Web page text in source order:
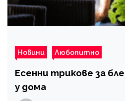
Новини Любопитно
Есенни трикове за
у дома